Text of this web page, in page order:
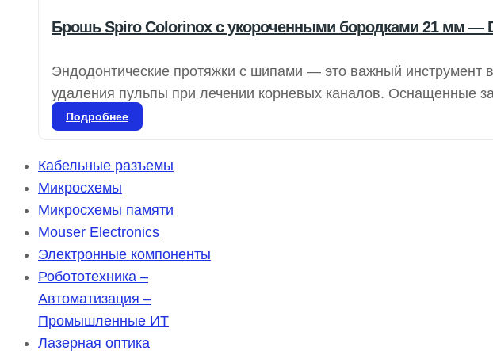
Брошь Spiro Colorinox с укороченными бородками 21 мм —
Эндодонтические протяжки с шипами — это важный инструмент
удаления пульпы при лечении корневых каналов. Оснащенные
обеспечивают необходимую текстуру для выполнения этой
эффективности стоматологической практики. Колючая протяжка
круглых…
Подробнее
Кабельные разъемы
Микросхемы
Микросхемы памяти
Mouser Electronics
Электронные компоненты
Робототехника –
Автоматизация –
Промышленные ИТ
Лазерная оптика